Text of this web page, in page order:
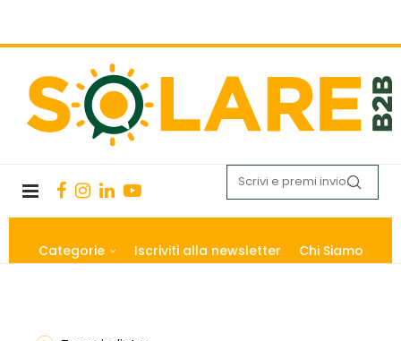
Categorie Iscriviti alla newsletter Chi Siamo